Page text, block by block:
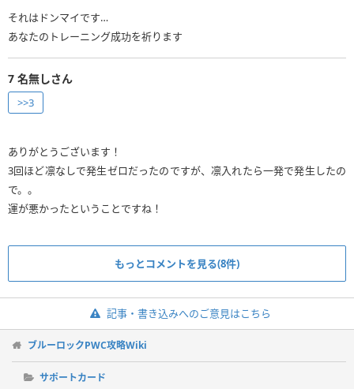
それはドンマイです…
あなたのトレーニング成功を祈ります
7 名無しさん
>>3
ありがとうございます！
3回ほど凛なしで発生ゼロだったのですが、凛入れたら一発で発生したの
で。。
運が悪かったということですね！
もっとコメントを見る(8件)
記事・書き込みへのご意見はこちら
ブルーロックPWC攻略Wiki
サポートカード